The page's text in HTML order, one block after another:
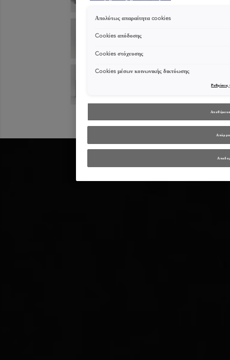
Απολύτως απαραίτητα cookies
Cookies απόδοσης
Cookies στόχευσης
Cookies μέσων κοινωνικής δικτύωσης
Ρυθμίσεις